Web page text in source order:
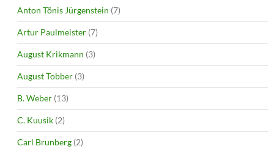
Anton Tõnis Jürgenstein (7)
Artur Paulmeister (7)
August Krikmann (3)
August Tobber (3)
B. Weber (13)
C. Kuusik (2)
Carl Brunberg (2)